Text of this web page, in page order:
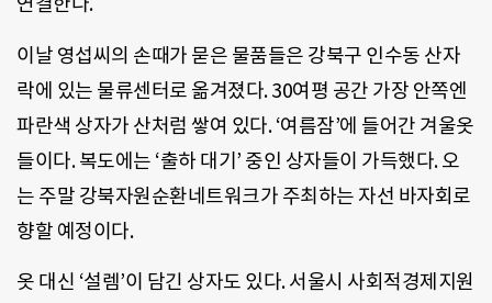
이날 영섭씨의 손때가 묻은 물품들은 강북구 인수동 산자
락에 있는 물류센터로 옮겨졌다. 30여평 공간 가장 안쪽엔
파란색 상자가 산처럼 쌓여 있다. ‘여름잠’에 들어간 겨울옷
들이다. 복도에는 ‘출하 대기’ 중인 상자들이 가득했다. 오
는 주말 강북자원순환네트워크가 주최하는 자선 바자회로
향할 예정이다.
옷 대신 ‘설렘’이 담긴 상자도 있다. 서울시 사회적경제지원